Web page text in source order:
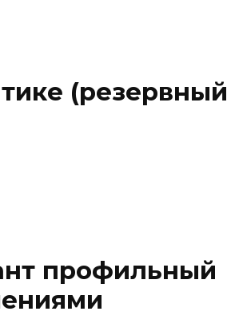
(резервный
профильный